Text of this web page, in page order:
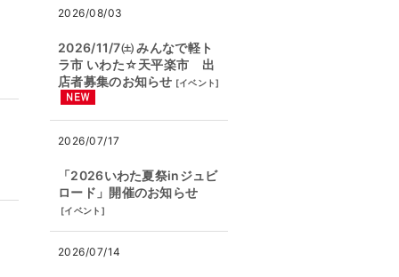
2026/08/03
2026/11/7㈯ みんなで軽ト
ラ市 いわた☆天平楽市 出
店者募集のお知らせ [イベント]
2026/07/17
「2026いわた夏祭inジュビ
ロード」開催のお知らせ
[イベント ]
2026/07/14